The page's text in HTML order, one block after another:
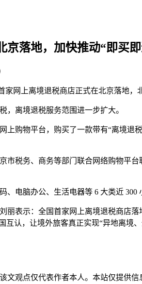
京落地，加快推动“即买
网上离境退税商店正式在北京落地，
，离境退税服务范围进一步扩大。
上购物平台，购买了一款带有“离境
市税务、商务等部门联合网络购物平
、电脑办公、生活电器等 6 大类近 300
丽表示：全国首家网上离境退税商店
认，让境外旅客真正实现“异地离境、
文观点仅代表作者本人。本站仅提供